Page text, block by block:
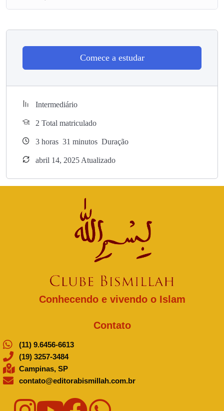
Comece a estudar
Intermediário
2 Total matriculado
3 horas 31 minutos Duração
abril 14, 2025 Atualizado
Conhecendo e vivendo o Islam
Contato
(11) 9.6456-6613
(19) 3257-3484
Campinas, SP
contato@editorabismillah.com.br